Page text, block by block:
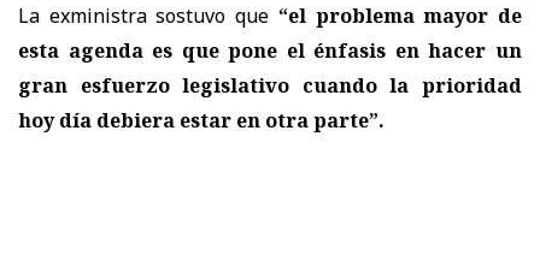
La exministra sostuvo que “el problema mayor de
esta agenda es que pone el énfasis en hacer un
gran esfuerzo legislativo cuando la prioridad
hoy día debiera estar en otra parte”.